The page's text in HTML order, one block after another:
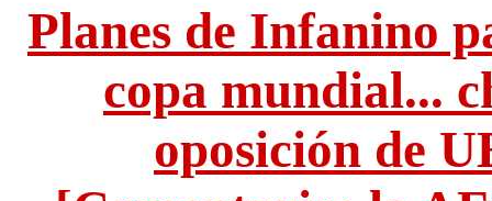
Planes de Infanino
copa mundial...
oposición de